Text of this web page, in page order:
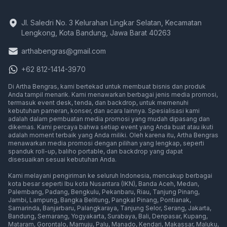
Jl. Saledri No. 3 Kelurahan Lingkar Selatan, Kecamatan
Lengkong, Kota Bandung, Jawa Barat 40263
arthabengras@gmail.com
+62 812-1414-3970
Di Artha Bengras, kami bertekad untuk membuat bisnis dan produk
Anda tampil menarik. Kami menawarkan berbagai jenis media promosi,
termasuk event desk, tenda, dan backdrop, untuk memenuhi
kebutuhan pameran, konser, dan acara lainnya. Spesialisasi kami
adalah dalam pembuatan media promosi yang mudah dipasang dan
dikemas. Kami percaya bahwa setiap event yang Anda buat atau ikuti
adalah moment terbaik yang Anda miliki. Oleh karena itu, Artha Bengras
menawarkan media promosi dengan pilihan yang lengkap, seperti
spanduk roll-up, baliho portable, dan backdrop yang dapat
disesuaikan sesuai kebutuhan Anda.
Kami melayani pengiriman ke seluruh Indonesia, mencakup berbagai
kota besar seperti Media promosi di
Ibu kota Nusantara (IKN), Media promosi di
Banda Aceh, Media promosi
Medan,Media
Palembang, Media promosi di
Padang, Media promosi di
Bengkulu, Media promosi di
Pekanbaru, Media promosi di
Riau, Media promosi di
Tanjung Pinang,Media
Jambi, Media promosi di
Lampung, Media promosi di
Bangka Belitung, Media promosi di
Pangkal Pinang, Media promosi di
Pontianak,Media
Samarinda, Media promosi di
Banjarbaru, Media promosi di
Palangkaraya, Media promosi di
Tanjung Selor, Media promosi di
Serang, Media
Jakarta,
Bandung, Media promosi di
Semarang, Media promosi di
Yogyakarta, Media promosi di
Surabaya, Media promosi di
Bali, Media promosi di
Denpasar, Media
Kupang,
Mataram, Media promosi di
Gorontalo, Media promosi di
Mamuju, Media promosi di
Palu, Media promosi di
Manado, Media promosi di
Kendari, Media promosi di
Makassar, Media
Maluku,